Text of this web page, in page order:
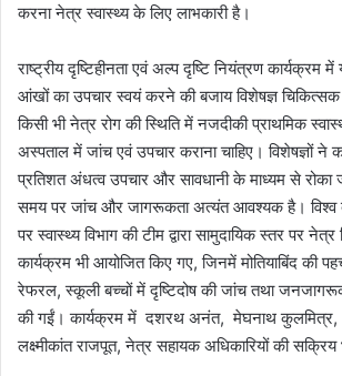
करना नेत्र स्वास्थ्य के लिए लाभकारी है।
राष्ट्रीय दृष्टिहीनता एवं अल्प दृष्टि नियंत्रण कार्यक्रम में
आंखों का उपचार स्वयं करने की बजाय विशेषज्ञ चिकित्सक
किसी भी नेत्र रोग की स्थिति में नजदीकी प्राथमिक
अस्पताल में जांच एवं उपचार कराना चाहिए। विशेषज्ञों
प्रतिशत अंधत्व उपचार और सावधानी के माध्यम से रोका
समय पर जांच और जागरूकता अत्यंत आवश्यक है। विश्व
पर स्वास्थ्य विभाग की टीम द्वारा सामुदायिक स्तर पर नेत्र
कार्यक्रम भी आयोजित किए गए, जिनमें मोतियाबिंद की
रेफरल, स्कूली बच्चों में दृष्टिदोष की जांच तथा
की गईं। कार्यक्रम में दशरथ अनंत, मेघनाथ
लक्ष्मीकांत राजपूत, नेत्र सहायक अधिकारियों की सक्रिय